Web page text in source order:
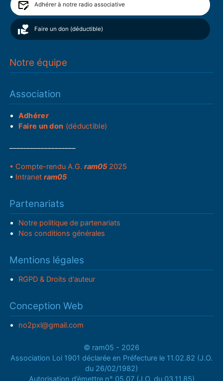
Adhérer à notre radio associative
Faire un don (déductible)
Notre équipe
Association
Adhérer
Faire un don (déductible)
• Compte-rendu A.G.ram05 2025
• Intranetram05
Partenariats
Notre politique de partenariats
Nos conditions générales
Mentions légales
RGPD & Droits d'auteur
Conception Web
no2pxl@gmail.com
© ram05 - 2026
Association Loi 1901 déclarée en Préfecture le 11.02.82 (J.O.
du 26/02/1982)
Autorisation d’émettre n° 05.07 (J.O. du 03.11.85)